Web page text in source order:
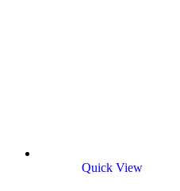
Quick View